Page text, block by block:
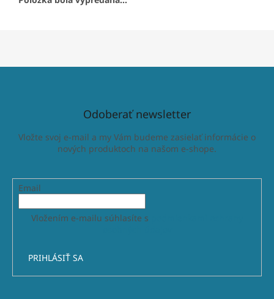
Odoberať newsletter
Vložte svoj e-mail a my Vám budeme zasielať informácie o
nových produktoch na našom e-shope.
Email
Vložením e-mailu súhlasíte s
PRIHLÁSIŤ SA